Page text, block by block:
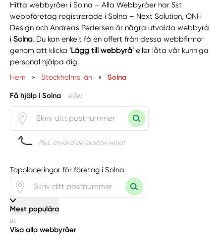
Hitta webbyråer i Solna – Alla Webbyråer har 5st
webbföretag registrerade i Solna – Next Solution, ONH
Design och Andreas Pedersen är några utvalda webbyrå
iSolna. Du kan enkelt få en offert från dessa webbfirmor
genom att klicka'Lägg till webbyrå' eller låta vår kunniga
personal hjälpa dig.
Hem
» Stockholms län » Solna
Få hjälp i Solna eller
Psst, använd din position vetja!
Topplaceringar för företag i Solna
Mest populära
Visa alla webbyråer